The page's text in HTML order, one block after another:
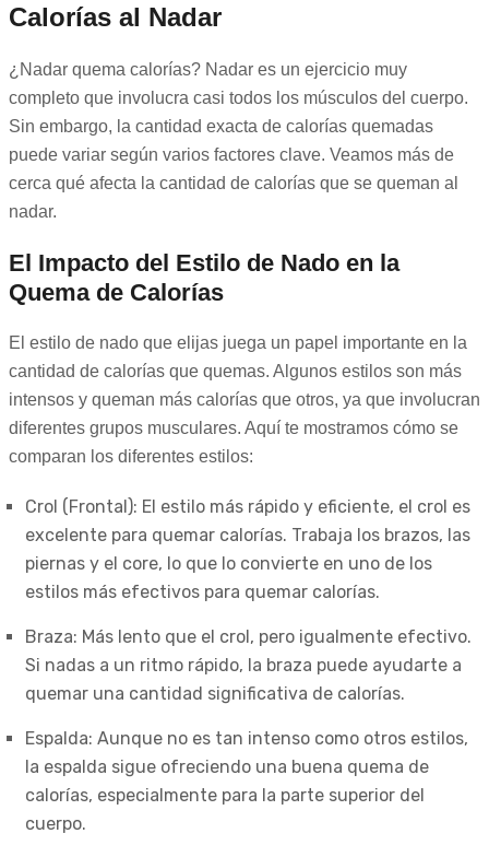
Calorías al Nadar
¿Nadar quema calorías? Nadar es un ejercicio muy
completo que involucra casi todos los músculos del cuerpo.
Sin embargo, la cantidad exacta de calorías quemadas
puede variar según varios factores clave. Veamos más de
cerca qué afecta la cantidad de calorías que se queman al
nadar.
El Impacto del Estilo de Nado en la
Quema de Calorías
El estilo de nado que elijas juega un papel importante en la
cantidad de calorías que quemas. Algunos estilos son más
intensos y queman más calorías que otros, ya que involucran
diferentes grupos musculares. Aquí te mostramos cómo se
comparan los diferentes estilos:
Crol (Frontal): El estilo más rápido y eficiente, el crol es
excelente para quemar calorías. Trabaja los brazos, las
piernas y el core, lo que lo convierte en uno de los
estilos más efectivos para quemar calorías.
Braza: Más lento que el crol, pero igualmente efectivo.
Si nadas a un ritmo rápido, la braza puede ayudarte a
quemar una cantidad significativa de calorías.
Espalda: Aunque no es tan intenso como otros estilos,
la espalda sigue ofreciendo una buena quema de
calorías, especialmente para la parte superior del
cuerpo.